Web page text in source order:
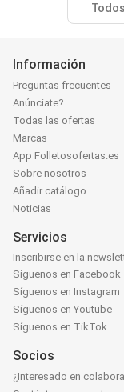
Información
Preguntas frecuentes
Anúnciate?
Todas las ofertas
Marcas
App Folletosofertas.es
Sobre nosotros
Añadir catálogo
Noticias
Servicios
Inscribirse en la
Síguenos en Facebook
Síguenos en Instagram
Síguenos en Youtube
Síguenos en TikTok
Socios
¿Interesado en